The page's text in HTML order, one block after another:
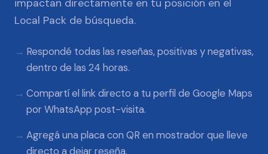
impactan directamente en tu posición en el
Local Pack de búsqueda.
Respondé todas las reseñas, positivas y negativas,
dentro de las 24 horas.
Compartí el link directo a tu perfil de Google Maps
por WhatsApp post-visita.
Agregá una placa con QR en mostrador que lleve
directo a dejar reseña.